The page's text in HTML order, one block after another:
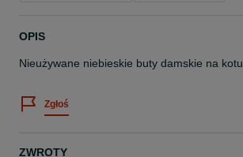
OPIS
Nieużywane niebieskie buty damskie na
Zgłoś
ZWROTY